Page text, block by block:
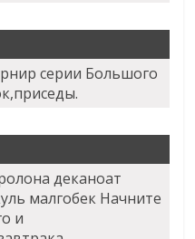
серии Большого
деканоат
малгобек Начните
и